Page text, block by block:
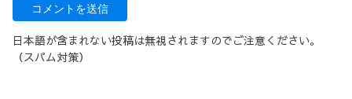
日本語が含まれない投稿は無視されますのでご注意ください。
（スパム対策）